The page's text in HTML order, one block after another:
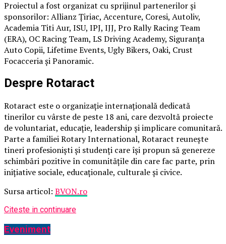
Proiectul a fost organizat cu sprijinul partenerilor și
sponsorilor: Allianz Țiriac, Accenture, Coresi, Autoliv,
Academia Titi Aur, ISU, IPJ, IJJ, Pro Rally Racing Team
(ERA), OC Racing Team, LS Driving Academy, Siguranța
Auto Copii, Lifetime Events, Ugly Bikers, Oaki, Crust
Focacceria și Panoramic.
Despre Rotaract
Rotaract este o organizație internațională dedicată
tinerilor cu vârste de peste 18 ani, care dezvoltă proiecte
de voluntariat, educație, leadership și implicare comunitară.
Parte a familiei Rotary International, Rotaract reunește
tineri profesioniști și studenți care își propun să genereze
schimbări pozitive în comunitățile din care fac parte, prin
inițiative sociale, educaționale, culturale și civice.
Sursa articol: BVON.ro
Citeste in continuare
Eveniment